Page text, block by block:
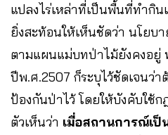
แปลงไร่เหล่าที่เป็นพื้นที่ทำกิ
ยิ่งสะท้อนให้เห็นชัดว่า นโยบ
ตามแผนแม่บทป่าไม้ยังคงอยู่
ปีพ.ศ.2507 ก็ระบุไว้ชัดเจนว่า
ป้องกันป่าไว้ โดยให้บังคับใช้
ตัวเห็นว่า เมื่อสถานการณ์เ